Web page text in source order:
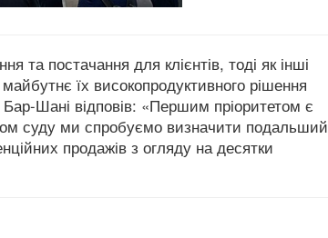
та постачання для клієнтів, тоді як інші
їх високопродуктивного рішення
Шані відповів: «Першим пріоритетом є
суду ми спробуємо визначити подальший
продажів з огляду на десятки